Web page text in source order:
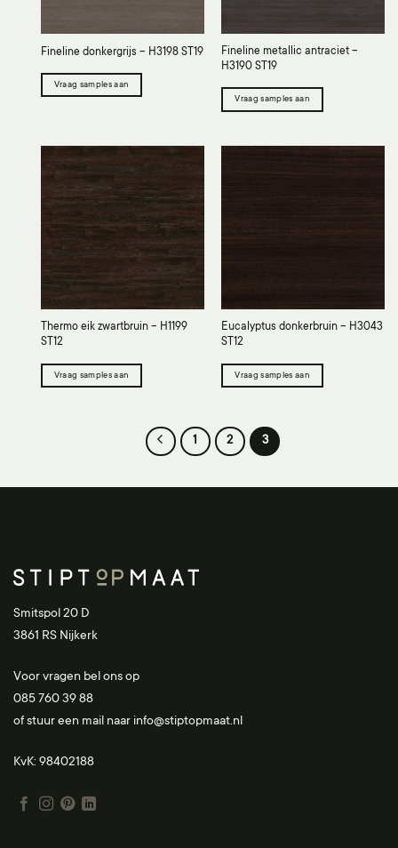
Fineline donkergrijs – H3198 ST19
Vraag samples aan
Fineline metallic antraciet –
H3190 ST19
Vraag samples aan
Thermo eik zwartbruin – H1199
ST12
Vraag samples aan
Eucalyptus donkerbruin – H3043
ST12
Vraag samples aan
1 2 3
Smitspol 20 D
3861 RS Nijkerk
Voor vragen bel ons op
085 760 39 88
of stuur een mail naar info@stiptopmaat.nl
KvK: 98402188